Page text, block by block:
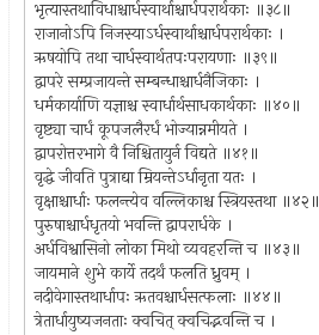
भृत्यास्तथाविधाश्चार्धस्वार्थाश्चार्धपरार्थकाः ॥३८॥
राजानोऽपि निजस्याऽर्धस्वार्थाश्चार्धपरार्थकाः ।
ऋषयोपि तथा चार्धस्वार्थतपःपरायणाः ॥३९॥
द्वापरे सम्प्रजायन्ते सम्बन्धाश्चार्धनैजिकाः ।
धर्मकार्याणि यज्ञाश्च स्वार्धार्थसाधकार्थकाः ॥४०॥
वृष्ट्या चार्धं कूपजलैरर्धं भोज्यान्नमीयते ।
द्वापरोत्तरभागे वै निश्चितायुर्न विद्यते ॥४१॥
वृद्धे जीवति पुत्राद्या म्रियन्तेऽर्धानृता यतः ।
वृक्षाश्चार्धाः फलन्त्येव वल्लिकाश्च स्त्रियस्तथा ॥४२॥
पुरुषाश्चार्धधृतयो भवन्ति द्वापरार्धके ।
अर्धविश्वासिनो लोका मिथो व्यवहरन्ति च ॥४३॥
जायमाने शुभे कार्ये तदर्थं फलति ध्रुवम् ।
नदीवेगास्तथार्धापः ऋतवश्चार्धसत्फलाः ॥४४॥
त्रेतार्धायुष्यजनताः क्वचित् क्वचिद्भवन्ति च ।